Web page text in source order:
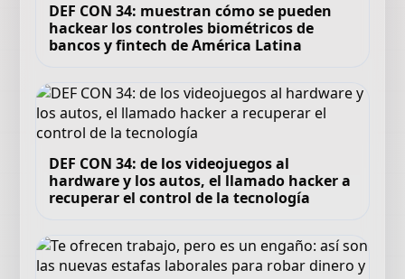
DEF CON 34: muestran cómo se pueden
hackear los controles biométricos de
bancos y fintech de América Latina
DEF CON 34: de los videojuegos al
hardware y los autos, el llamado hacker a
recuperar el control de la tecnología